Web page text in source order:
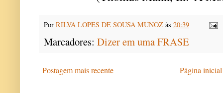
Por RILVA LOPES DE SOUSA MUNOZ às 20:39
Marcadores: Dizer em uma FRASE
Postagem mais recente Página inicial